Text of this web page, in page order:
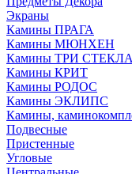
Экраны
Камины ПРАГА
Камины МЮНХЕН
Камины ТРИ СТЕКЛА
Камины КРИТ
Камины РОДОС
Камины ЭКЛИПС
Камины,
Подвесные
Пристенные
Угловые